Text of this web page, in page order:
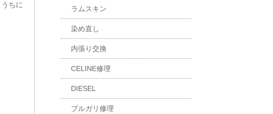
ちに ラムスキン
染め直し
内張り交換
CELINE修理
DIESEL
ブルガリ修理